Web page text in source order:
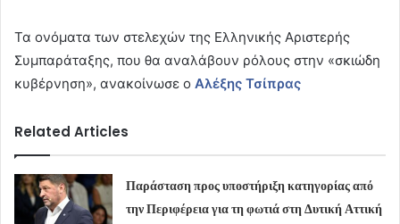
Τα ονόματα των στελεχών της Ελληνικής Αριστερής
Συμπαράταξης, που θα αναλάβουν ρόλους στην «σκιώδη
κυβέρνηση», ανακοίνωσε ο Αλέξης Τσίπρας
Related Articles
Παράσταση προς υποστήριξη κατηγορίας από
την Περιφέρεια για τη φωτιά στη Δυτική Αττική